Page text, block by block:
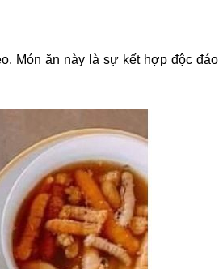
Món ăn này là sự kết hợp độc đáo